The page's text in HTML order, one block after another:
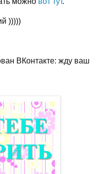
)))))
ВКонтакте: жду ваш